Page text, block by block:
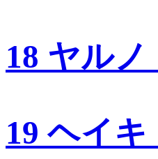
18 ヤル
19 ヘイ